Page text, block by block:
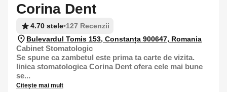
Corina Dent
4.70 stele•127 Recenzii
Bulevardul Tomis 153, Constanța 900647, Romania
Cabinet Stomatologic
Se spune ca zambetul este prima ta carte de vizita.
linica stomatologica Corina Dent ofera cele mai bune
se...
Citește mai mult